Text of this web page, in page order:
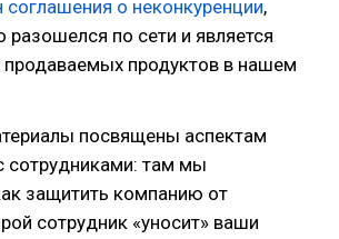
о неконкуренции,
по сети и является
продуктов в нашем
посвящены аспектам
сотрудниками: там мы
защитить компанию от
сотрудник «уносит» ваши